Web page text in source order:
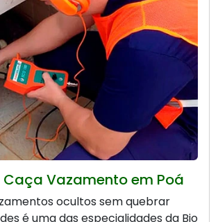
Caça Vazamento em Poá
ocultos sem quebrar
é uma das especialidades da Bio